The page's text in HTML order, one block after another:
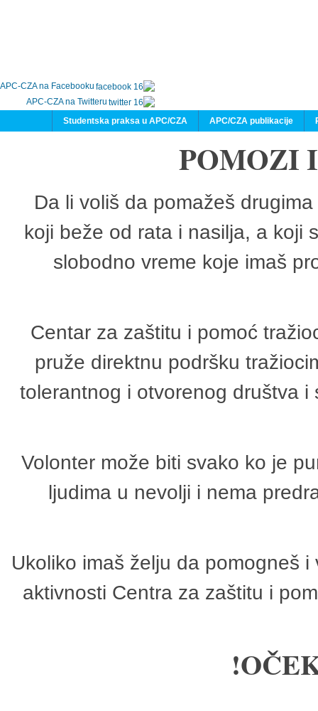
APC-CZA na Facebooku
APC-CZA na Twitteru
APC/CZA publikacije
Studentska praksa u APC/CZA
POMOZI
Da li voliš da pomažeš
koji beže od rata i nasilja, a koji
slobodno vreme koje imaš
Centar za zaštitu i pomoć
pruže direktnu podršku
tolerantnog i otvorenog društva
Volonter može biti svako ko je
ljudima u nevolji i nema
Ukoliko imaš želju da pomogneš
aktivnosti Centra za zaštitu i